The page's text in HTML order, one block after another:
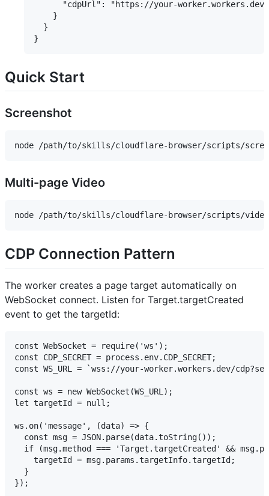
"cdpUrl": "https://your-
    }
  }
Quick Start
Screenshot
Multi-page Video
CDP Connection Pattern
The worker creates a page target automatically on
WebSocket connect. Listen for Target.targetCreated
event to get the targetId:
const WebSocket = require('ws');
const CDP_SECRET = process.env.CDP_SECRET;
const WS_URL = `wss://your-worker.workers.dev/
const ws = new WebSocket(WS_URL);
let targetId = null;
ws.on('message', (data) => {
  const msg = JSON.parse(data.toString());
if (msg.method === 'Target.targetCreated' &&
    targetId = msg.params.targetInfo.targetId;
  }